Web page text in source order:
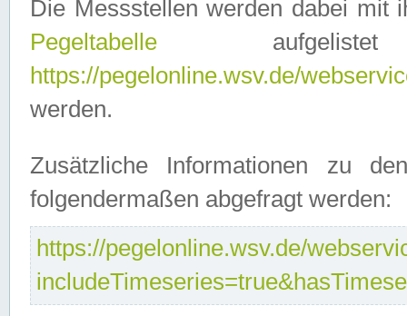
Die Messstellen werden dabei mit
Pegeltabelle
https://pegelonline.wsv.de/
werden.
Zusätzliche Informationen zu
folgendermaßen abgefragt werden:
https://pegelonline.wsv.de/